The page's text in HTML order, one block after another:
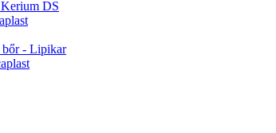
DS
bőr - Lipikar